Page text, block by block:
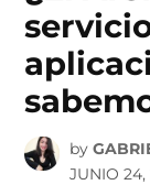
by
JUNIO 24,